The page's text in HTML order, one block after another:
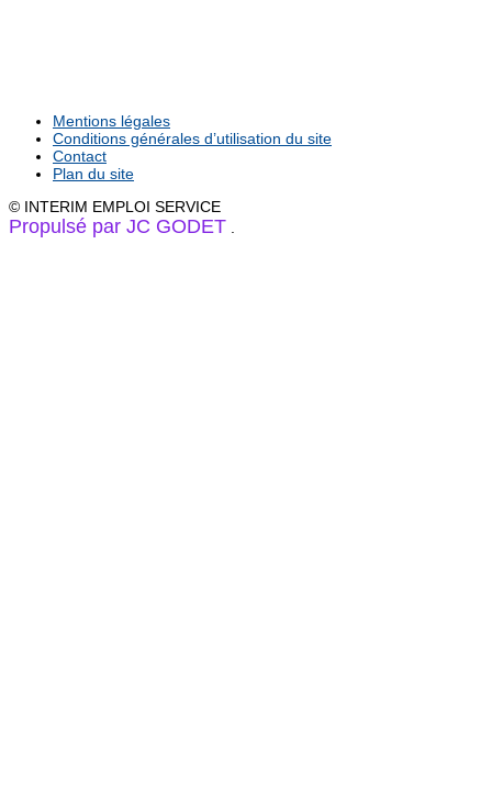
Mentions légales
Conditions générales d’utilisation du site
Contact
Plan du site
© INTERIM EMPLOI SERVICE
Propulsé par JC GODET